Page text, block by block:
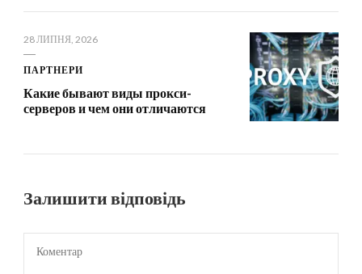
28 ЛИПНЯ, 2026
ПАРТНЕРИ
Какие бывают виды прокси-
серверов и чем они отличаются
Залишити відповідь